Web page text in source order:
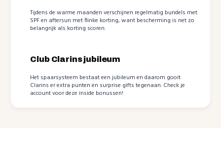
Tijdens de warme maanden verschijnen regelmatig bundels met
SPF en aftersun met flinke korting, want bescherming is net zo
belangrijk als korting scoren.
Club Clarins jubileum
Het spaarsysteem bestaat een jubileum en daarom gooit
Clarins er extra punten en surprise gifts tegenaan. Check je
account voor deze inside bonussen!